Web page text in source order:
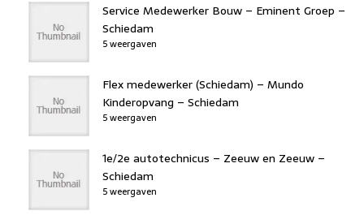
Service Medewerker Bouw – Eminent Groep –
Schiedam
5 weergaven
Flex medewerker (Schiedam) – Mundo
Kinderopvang – Schiedam
5 weergaven
1e/2e autotechnicus – Zeeuw en Zeeuw –
Schiedam
5 weergaven